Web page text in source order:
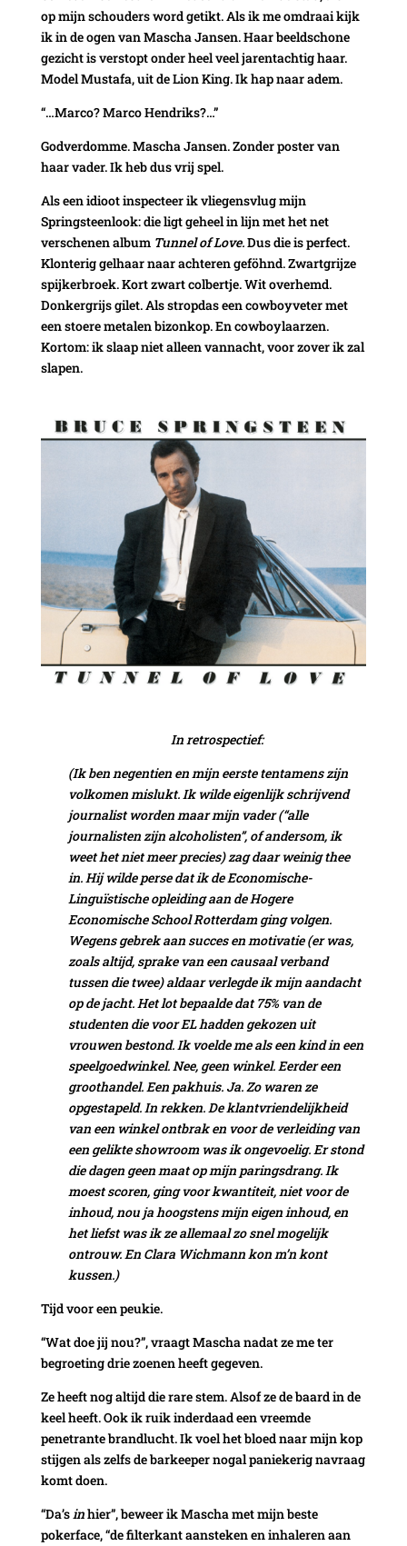
op mijn schouders word getikt. Als ik me omdraai kijk
ik in de ogen van Mascha Jansen. Haar beeldschone
gezicht is verstopt onder heel veel jarentachtig haar.
Model Mustafa, uit de Lion King. Ik hap naar adem.
“…Marco? Marco Hendriks?…”
Godverdomme. Mascha Jansen. Zonder poster van
haar vader. Ik heb dus vrij spel.
Als een idioot inspecteer ik vliegensvlug mijn
Springsteenlook: die ligt geheel in lijn met het net
verschenen album Tunnel of Love.Dus die is perfect.
Klonterig gelhaar naar achteren geföhnd. Zwartgrijze
spijkerbroek. Kort zwart colbertje. Wit overhemd.
Donkergrijs gilet. Als stropdas een cowboyveter met
een stoere metalen bizonkop. En cowboylaarzen.
Kortom: ik slaap niet alleen vannacht, voor zover ik zal
slapen.
In retrospectief:
(Ik ben negentien en mijn eerste tentamens zijn
volkomen mislukt. Ik wilde eigenlijk schrijvend
journalist worden maar mijn vader (“alle
journalisten zijn alcoholisten”, of andersom, ik
weet het niet meer precies)zag daar weinig thee
in. Hij wilde perse dat ik de Economische-
Linguïstische opleiding aan de Hogere
Economische School Rotterdam ging volgen.
Wegens gebrek aan succes en motivatie (er was,
zoals altijd, sprake van een causaal verband
tussen die twee) aldaar verlegde ik mijn aandacht
op de jacht. Het lot bepaalde dat 75% van de
studenten die voor EL hadden gekozen uit
vrouwen bestond. Ik voelde me als een kind in een
speelgoedwinkel. Nee, geen winkel. Eerder een
groothandel. Een pakhuis. Ja. Zo waren ze
opgestapeld. In rekken. De klantvriendelijkheid
van een winkel ontbrak en voor de verleiding van
een gelikte showroom was ik ongevoelig.Er stond
die dagen geen maat op mijn paringsdrang. Ik
moest scoren, ging voor kwantiteit, niet voor de
inhoud, nou ja hoogstens mijn eigen inhoud, en
het liefst was ik ze allemaal zo snel mogelijk
ontrouw. En Clara Wichmann kon m’n kont
kussen.)
Tijd voor een peukie.
“Wat doe jij nou?”, vraagt Mascha nadat ze me ter
begroeting drie zoenen heeft gegeven.
Ze heeft nog altijd die rare stem. Alsof ze de baard in de
keel heeft. Ook ik ruik inderdaad een vreemde
penetrante brandlucht. Ik voel het bloed naar mijn kop
stijgen als zelfs de barkeeper nogal paniekerig navraag
komt doen.
“Da’sinhier”, beweer ik Mascha met mijn beste
pokerface, “de filterkant aansteken en inhaleren aan